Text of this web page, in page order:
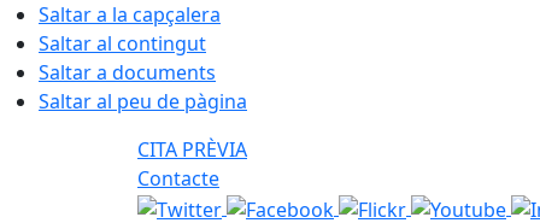
Saltar a la capçalera
Saltar al contingut
Saltar a documents
Saltar al peu de pàgina
CITA PRÈVIA
Contacte